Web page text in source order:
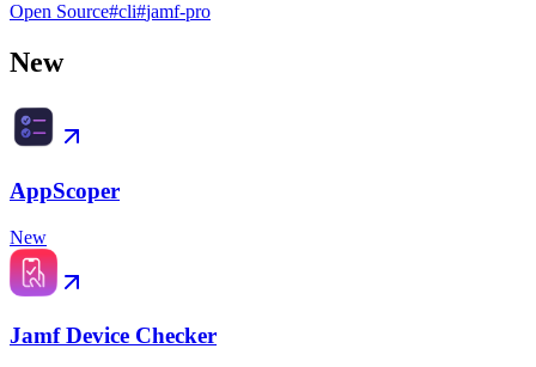
Open Source#cli#jamf-pro
New
AppScoper
New
Jamf Device Checker